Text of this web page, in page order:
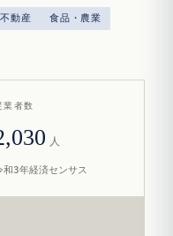
動産 食品・農業
業者数
人
和3年経済センサス